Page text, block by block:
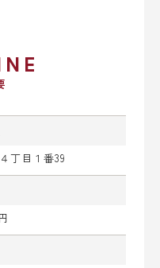
丁目１番39